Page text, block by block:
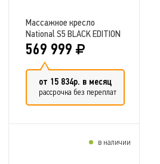
Массажное кресло
National S5 BLACK EDITION
569 999
от 15 834р. в месяц
рассрочка без переплат
в наличии